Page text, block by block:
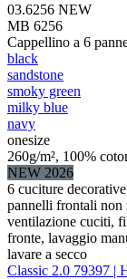
03.6256 NEW
MB 6256
Cappellino a 6
black
sandstone
smoky green
milky blue
navy
onesize
260g/m², 100%
NEW 2026
6 cuciture
pannelli frontali
ventilazione cuciti,
fronte, lavaggio
lavare a secco
Classic 2.0 79397 |